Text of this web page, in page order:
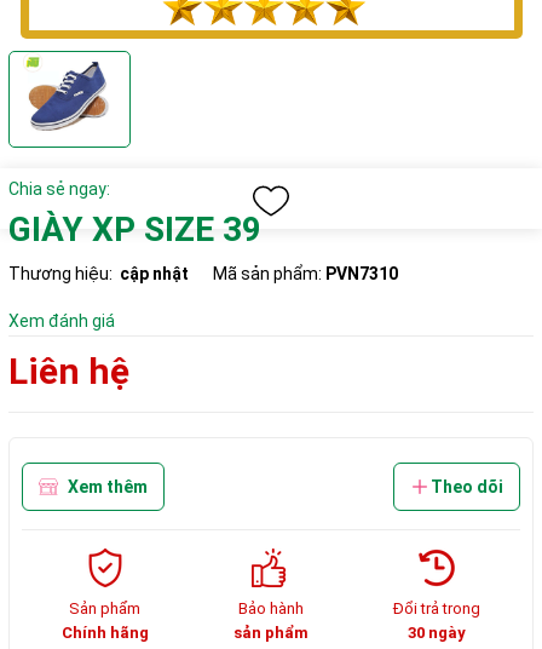
Chia sẻ ngay:
GIÀY XP SIZE 39
Thương hiệu: cập nhật Mã sản phẩm: PVN7310
Xem đánh giá
Liên hệ
Xem thêm Theo dõi
Sản phẩm
Chính hãng
Bảo hành
sản phẩm
Đổi trả trong
30 ngày